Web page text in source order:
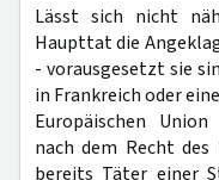
Lässt sich nicht
Haupttat die
- vorausgesetzt sie
in Frankreich oder
Europäischen
nach dem Recht
bereits Täter einer